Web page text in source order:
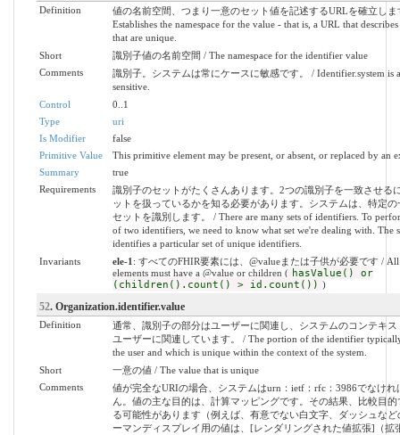
Definition
値の名前空間、つまり一意のセット値を記述するURLを確立しま
Establishes the namespace for the value - that is, a URL that describes
that are unique.
Short
識別子値の名前空間 / The namespace for the identifier value
Comments
識別子。システムは常にケースに敏感です。 / Identifier.system is
sensitive.
Control
0..1
Type
uri
Is Modifier
false
Primitive Value
This primitive element may be present, or absent, or replaced by an
Summary
true
Requirements
識別子のセットがたくさんあります。2つの識別子を一致させる
ットを扱っているかを知る必要があります。システムは、特定
セットを識別します。 / There are many sets of identifiers. To
of two identifiers, we need to know what set we're dealing with. The
identifies a particular set of unique identifiers.
Invariants
ele-1 : すべてのFHIR要素には、@valueまたは子供が必要です /
elements must have a @value or children ( hasValue() or
(children().count() > id.count()) )
52. Organization.identifier.value
Definition
通常、識別子の部分はユーザーに関連し、システムのコンテキス
ユーザーに関連しています。 / The portion of the identifier
the user and which is unique within the context of the system.
Short
一意の値 / The value that is unique
Comments
値が完全なURIの場合、システムはurn：ietf：rfc：3986でなけれ
ん。値の主な目的は、計算マッピングです。その結果、比較目的
る可能性があります（例えば、有意でない白文字、ダッシュなど
ーマンディスプレイ用の値は、[レンダリングされた値拡張]（拡